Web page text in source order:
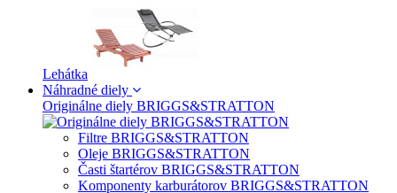
Lehátka
Náhradné diely
Originálne diely BRIGGS&STRATTON
Filtre BRIGGS&STRATTON
Oleje BRIGGS&STRATTON
Časti štartérov BRIGGS&STRATTON
Komponenty karburátorov BRIGGS&STRATTON